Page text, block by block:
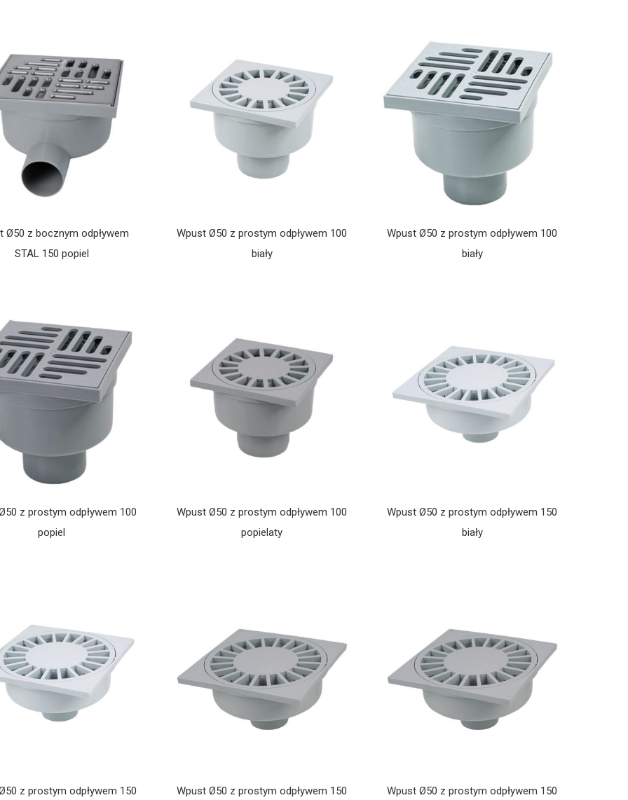
Ø50 z bocznym odpływem
STAL 150 popiel
Wpust Ø50 z prostym odpływem 100
biały
Wpust Ø50 z prostym odpływem 100
biały
z prostym odpływem 100
popiel
Wpust Ø50 z prostym odpływem 100
popielaty
Wpust Ø50 z prostym odpływem 150
biały
z prostym odpływem 150
Wpust Ø50 z prostym odpływem 150
Wpust Ø50 z prostym odpływem 150